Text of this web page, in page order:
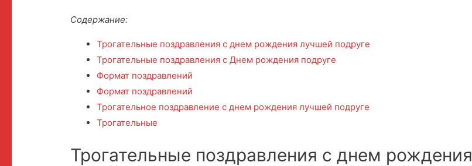
Содержание:
Трогательные поздравления с днем рождения лучшей подруге
Трогательные поздравления с Днем рождения подруге
Формат поздравлений
Формат поздравлений
Трогательное поздравление с днем рождения лучшей подруге
Трогательные
Трогательные поздравления с днем рождения